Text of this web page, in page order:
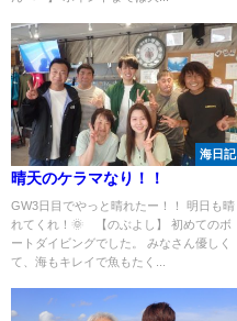
海日記
晴天のケラマなり！！
GW3日目でやっと晴れたー！！ 明日も晴
れてくれ！🌞 【のぶよし】 初めてのボ
ートダイビングでした。 みなさん優しく
て、海もキレイで魚もたく...